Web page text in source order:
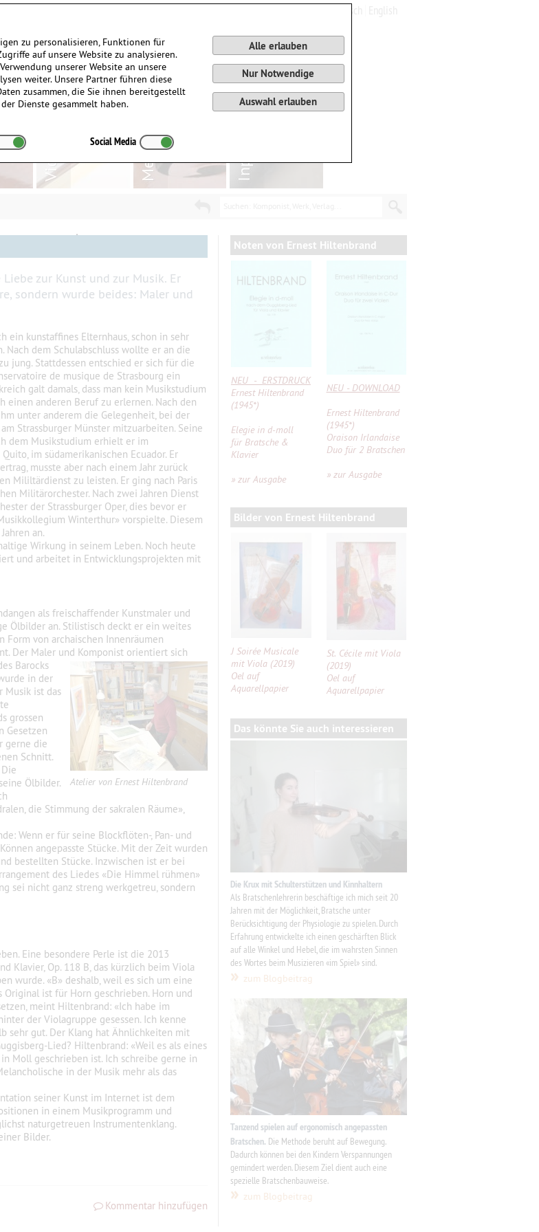
zur Kunst und zur Musik. Er
sondern wurde beides: Maler und
ein kunstaffines Elternhaus, schon in sehr
Nach dem Schulabschluss wollte er an die
jung. Stattdessen entschied er sich für die
de musique de Strasbourg ein
galt damals, dass man kein Musikstudium
einen anderen Beruf zu erlernen. Nach den
unter anderem die Gelegenheit, bei der
Strassburger Münster mitzuarbeiten. Seine
dem Musikstudium erhielt er im
im südamerikanischen Ecuador. Er
musste aber nach einem Jahr zurück
Mililtärdienst zu leisten. Er ging nach Paris
Militärorchester. Nach zwei Jahren Dienst
der Strassburger Oper, dies bevor er
Winterthur» vorspielte. Diesem
an.
Wirkung in seinem Leben. Noch heute
und arbeitet in Entwicklungsprojekten mit
als freischaffender Kunstmaler und
Ölbilder an. Stilistisch deckt er ein weites
Form von archaischen Innenräumen
Der Maler und Komponist orientiert sich
Atelier von Ernest Hiltenbrand
Barocks
in der
Musik ist das
grossen
Gesetzen
gerne die
Schnitt.
seine Ölbilder.
die Stimmung der sakralen Räume»,
Wenn er für seine Blockflöten-, Pan- und
angepasste Stücke. Mit der Zeit wurden
bestellten Stücke. Inzwischen ist er bei
des Liedes «Die Himmel rühmen»
sei nicht ganz streng werkgetreu, sondern
Eine besondere Perle ist die 2013
Klavier, Op. 118 B, das kürzlich beim Viola
wurde. «B» deshalb, weil es sich um eine
Original ist für Horn geschrieben. Horn und
meint Hiltenbrand: «Ich habe im
der Violagruppe gesessen. Ich kenne
sehr gut. Der Klang hat Ähnlichkeiten mit
Lied? Hiltenbrand: «Weil es als eines
Moll geschrieben ist. Ich schreibe gerne in
in der Musik mehr als das
seiner Kunst im Internet ist dem
in einem Musikprogramm und
naturgetreuen Instrumentenklang.
Bilder.
Kommentar hinzufügen
Noten von Ernest Hiltenbrand
NEU - ERSTDRUCK
Ernest Hiltenbrand
(1945*)
Elegie in d-moll
für Bratsche &
Klavier
» zur Ausgabe
NEU - DOWNLOAD
Ernest Hiltenbrand
(1945*)
Oraison Irlandaise
Duo für 2 Bratschen
» zur Ausgabe
Bilder von Ernest Hiltenbrand
J Soirée Musicale
mit Viola (2019)
Oel auf
Aquarellpapier
St. Cécile mit Viola
(2019)
Oel auf
Aquarellpapier
Das könnte Sie auch interessieren
Die Krux mit Schulterstützen und Kinnhaltern
Als Bratschenlehrerin beschäftige ich mich seit 20
Jahren mit der Möglichkeit, Bratsche unter
Berücksichtigung der Physiologie zu spielen. Durch
Erfahrung entwickelte ich einen geschärften Blick
auf alle Winkel und Hebel, die im wahrsten Sinnen
des Wortes beim Musizieren «im Spiel» sind.
» zum Blogbeitrag
Tanzend spielenauf ergonomisch angepassten
Bratschen. Die Methode beruht auf Bewegung.
Dadurch können bei den Kindern Verspannungen
gemindert werden. Diesem Ziel dient auch eine
spezielle Bratschenbauweise.
» zum Blogbeitrag
zu personalisieren, Funktionen für
auf unsere Website zu analysieren.
unserer Website an unsere
weiter. Unsere Partner führen diese
zusammen, die Sie ihnen bereitgestellt
Dienste gesammelt haben.
Alle erlauben
Nur Notwendige
Auswahl erlauben
Social Media